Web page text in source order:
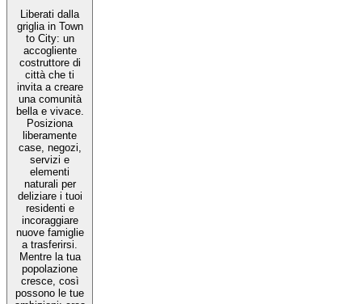
Liberati dalla
griglia in Town
to City: un
accogliente
costruttore di
città che ti
invita a creare
una comunità
bella e vivace.
Posiziona
liberamente
case, negozi,
servizi e
elementi
naturali per
deliziare i tuoi
residenti e
incoraggiare
nuove famiglie
a trasferirsi.
Mentre la tua
popolazione
cresce, così
possono le tue